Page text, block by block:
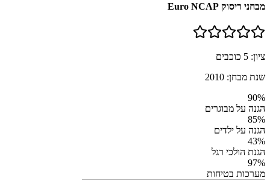
מבחני ריסוק Euro NCAP
ציון: 5 כוכבים
שנת מבחן: 2010
90%
הגנה על מבוגרים
85%
הגנה על ילדים
43%
הגנת הולכי רגל
97%
מערכות בטיחות